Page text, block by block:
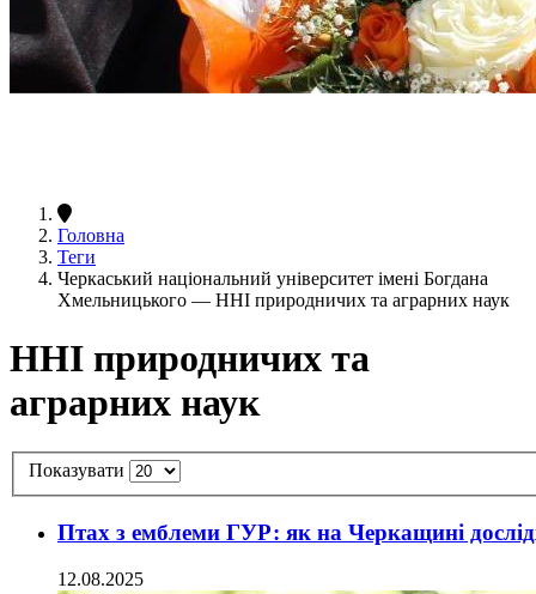
Головна
Теги
Черкаський національний університет імені Богдана
Хмельницького — ННІ природничих та аграрних наук
ННІ природничих та
аграрних наук
Показувати
Птах з емблеми ГУР: як на Черкащині
12.08.2025